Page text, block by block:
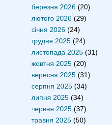
березня 2026 (20)
лютого 2026 (29)
січня 2026 (24)
грудня 2025 (24)
листопада 2025 (31)
жовтня 2025 (20)
вересня 2025 (31)
серпня 2025 (34)
липня 2025 (34)
червня 2025 (37)
травня 2025 (50)